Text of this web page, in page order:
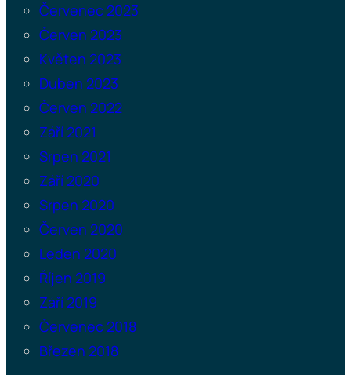
Červenec 2023
Červen 2023
Květen 2023
Duben 2023
Červen 2022
Září 2021
Srpen 2021
Září 2020
Srpen 2020
Červen 2020
Leden 2020
Říjen 2019
Září 2019
Červenec 2018
Březen 2018